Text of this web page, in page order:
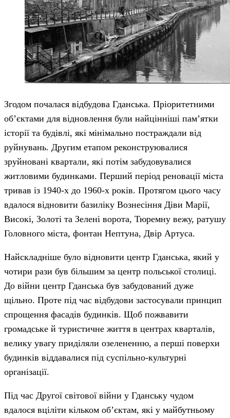
Згодом почалася відбудова Гданська. Пріоритетними
об’єктами для відновлення були найцінніші пам’ятки
історії та будівлі, які мінімально постраждали від
руйнувань. Другим етапом реконструювалися
зруйновані квартали, які потім забудовувалися
житловими будинками. Перший період реновації міста
тривав із 1940-х до 1960-х років. Протягом цього часу
вдалося відновити базиліку Вознесіння Діви Марії,
Високі, Золоті та Зелені ворота, Тюремну вежу, ратушу
Головного міста, фонтан Нептуна, Двір Артуса.
Найскладніше було відновити центр Гданська, який у
чотири рази був більшим за центр польської столиці.
До війни центр Гданська був забудований дуже
щільно. Проте під час відбудови застосували принцип
спрощення фасадів будинків. Щоб пожвавити
громадське й туристичне життя в центрах кварталів,
велику увагу приділяли озелененню, а перші поверхи
будинків віддавалися під суспільно-культурні
організації.
Під час Другої світової війни у Гданську чудом
вдалося вціліти кільком обʼєктам, які у майбутньому